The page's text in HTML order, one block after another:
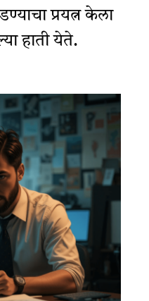
प्रयत्न केला
हाती येते.